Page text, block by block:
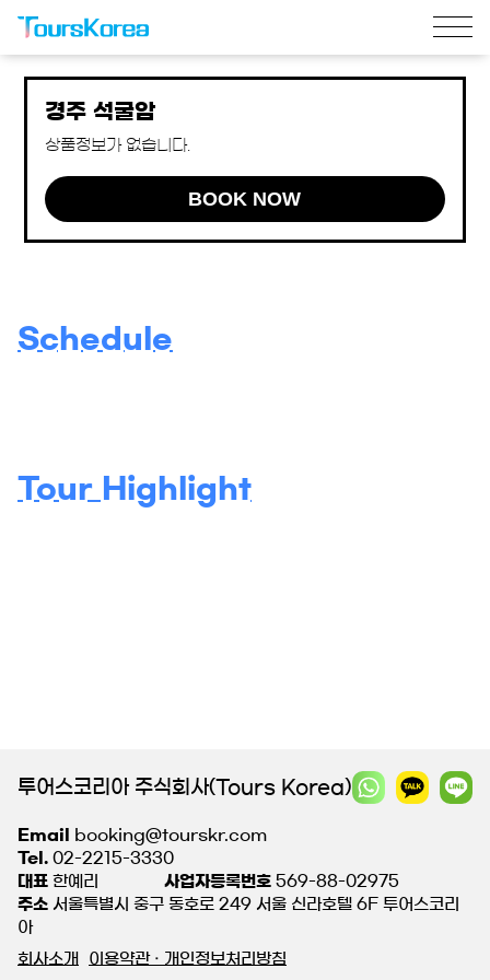
경주 석굴암
상품정보가 없습니다.
BOOK NOW
Schedule
Tour Highlight
투어스코리아 주식회사(Tours Korea)
Email
booking@tourskr.com
Tel. 02-2215-3330
대표 한예리 사업자등록번호 569-88-02975
주소 서울특별시 중구 동호로 249 서울 신라호텔 6F 투어스코리
아
회사소개
이용약관 · 개인정보처리방침